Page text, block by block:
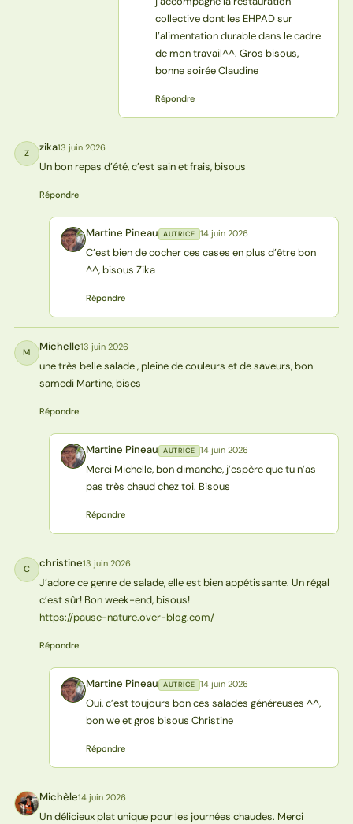
collective dont les EHPAD sur
l’alimentation durable dans le cadre
de mon travail^^. Gros bisous,
bonne soirée Claudine
Répondre
Z zika13 juin 2026
Un bon repas d’été, c’est sain et frais, bisous
Répondre
MP Martine Pineau AUTRICE 14 juin 2026
C’est bien de cocher ces cases en plus d’être bon
^^, bisous Zika
Répondre
M Michelle13 juin 2026
une très belle salade , pleine de couleurs et de saveurs, bon
samedi Martine, bises
Répondre
MP Martine Pineau AUTRICE 14 juin 2026
Merci Michelle, bon dimanche, j’espère que tu n’as
pas très chaud chez toi. Bisous
Répondre
C christine13 juin 2026
J’adore ce genre de salade, elle est bien appétissante. Un régal
c’est sûr! Bon week-end, bisous!
https://pause-nature.over-blog.com/
Répondre
MP Martine Pineau AUTRICE 14 juin 2026
Oui, c’est toujours bon ces salades généreuses ^^,
bon we et gros bisous Christine
Répondre
M Michèle14 juin 2026
Un délicieux plat unique pour les journées chaudes. Merci